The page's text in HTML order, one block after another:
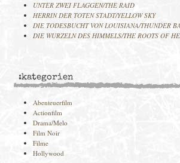
UNTER ZWEI FLAGGEN/THE RAID
HERRIN DER TOTEN STADT/YELLOW SKY
DIE TODESBUCHT VON LOUISIANA/THUNDER
DIE WURZELN DES HIMMELS/THE ROOTS OF
:kategorien
Abenteuerfilm
Actionfilm
Drama/Melo
Film Noir
Filme
Hollywood